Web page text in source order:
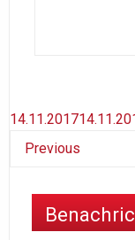
14.11.2017
Previous